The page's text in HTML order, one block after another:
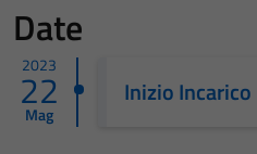
Date
2023
22
Mag
Inizio Incarico